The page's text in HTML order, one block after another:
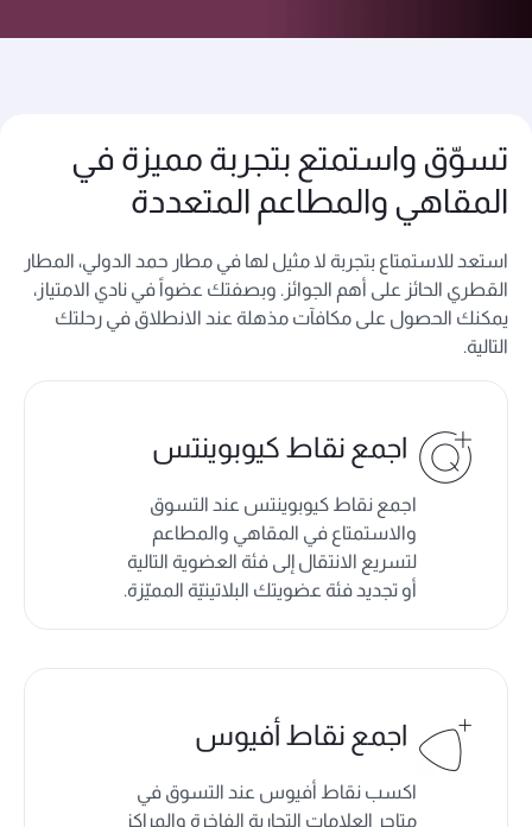
تسوّق واستمتع بتجربة مميزة في
المقاهي والمطاعم المتعددة
استعد للاستمتاع بتجربة لا مثيل لها في مطار حمد الدولي، المطار
القطري الحائز على أهم الجوائز. وبصفتك عضواً في نادي الامتياز،
يمكنك الحصول على مكافآت مذهلة عند الانطلاق في رحلتك
التالية.
اجمع نقاط كيوبوينتس
اجمع نقاط كيوبوينتس عند التسوق
والاستمتاع في المقاهي والمطاعم
لتسريع الانتقال إلى فئة العضوية التالية
أو تجديد فئة عضويتك البلاتينيّة المميّزة.
اجمع نقاط أفيوس
اكسب نقاط أفيوس عند التسوق في
متاجر العلامات التجارية الفاخرة والمراكز